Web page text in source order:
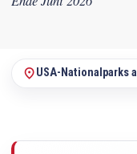
dieser
place